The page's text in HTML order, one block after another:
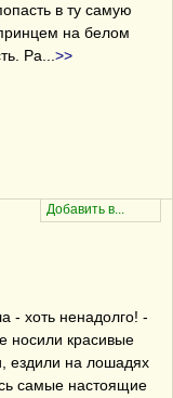
в ту самую
на белом
Ра
>>
- хоть ненадолго! -
носили красивые
ездили на лошадях
самые настоящие